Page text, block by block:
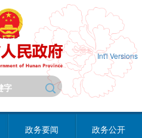
Int'l Versions
政务要闻 政务公开